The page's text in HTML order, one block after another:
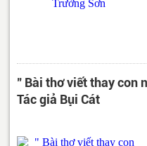
" Bài thơ viết thay con
Tác giả Bụi Cát